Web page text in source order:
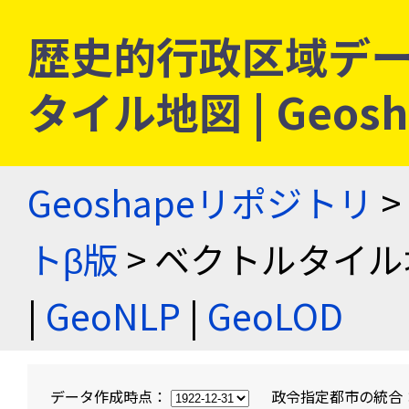
歴史的行政区域デ
タイル地図 |
Geoshapeリポジトリ >
トβ版 > ベクトルタイ
| GeoNLP | GeoLOD
データ作成時点： 政令指定都市の統